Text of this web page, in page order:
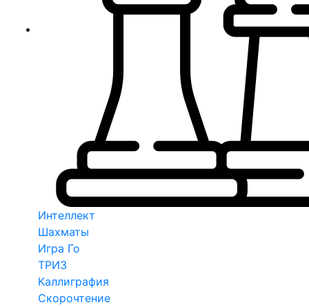
Интеллект
Шахматы
Игра Го
ТРИЗ
Каллиграфия
Скорочтение